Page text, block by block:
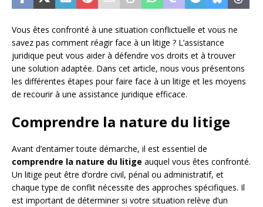
Vous êtes confronté à une situation conflictuelle et vous ne
savez pas comment réagir face à un litige ? L’assistance
juridique peut vous aider à défendre vos droits et à trouver
une solution adaptée. Dans cet article, nous vous présentons
les différentes étapes pour faire face à un litige et les moyens
de recourir à une assistance juridique efficace.
Comprendre la nature du litige
Avant d’entamer toute démarche, il est essentiel de
comprendre la nature du litige auquel vous êtes confronté.
Un litige peut être d’ordre civil, pénal ou administratif, et
chaque type de conflit nécessite des approches spécifiques. Il
est important de déterminer si votre situation relève d’un